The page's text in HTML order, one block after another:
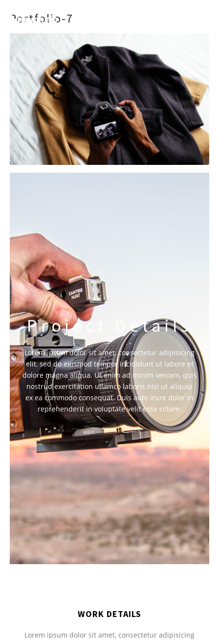
Portfolio-7
Project Details
Lorem ipsum dolor sit amet, consectetur adipisicing
elit, sed do eiusmod tempor incididunt ut labore et
dolore magna aliqua. Ut enim ad minim veniam, quis
nostrud exercitation ullamco laboris nisi ut aliquip
ex ea commodo consequat. Duis aute irure dolor in
reprehenderit in voluptate velit esse cillum.
WORK DETAILS
Lorem ipsum dolor sit amet, consectetur adipisicing